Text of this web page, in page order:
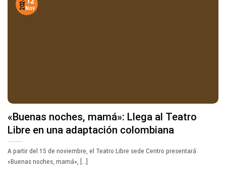
«Buenas noches, mamá»: Llega al Teatro
Libre en una adaptación colombiana
A partir del 15 de noviembre, el Teatro Libre sede Centro presentará
«Buenas noches, mamá», [...]
Nov
2024